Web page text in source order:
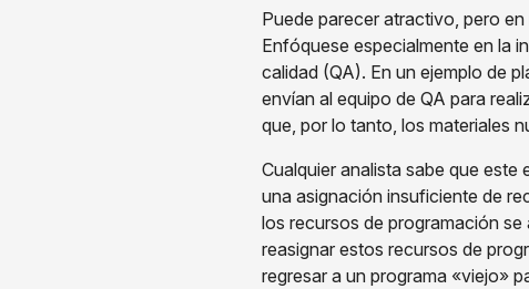
Puede parecer atractivo, pero
Enfóquese especialmente en la
calidad (QA). En un ejemplo de
envían al equipo de QA para
que, por lo tanto, los materiales
Cualquier analista sabe que
una asignación insuficiente de
los recursos de programación
reasignar estos recursos de
regresar a un programa «viejo»